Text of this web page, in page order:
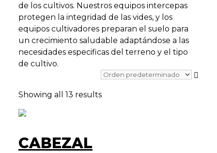
de los cultivos. Nuestros equipos intercepas
protegen la integridad de las vides, y los
equipos cultivadores preparan el suelo para
un crecimiento saludable adaptándose a las
necesidades especificas del terreno y el tipo
de cultivo.
Showing all 13 results
CABEZAL